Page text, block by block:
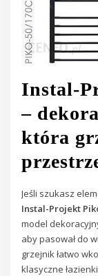
Instal-
–
która
Jeśli szukasz
Instal-Projekt
model
aby pasował do
grzejnik łatwo
klasyczne